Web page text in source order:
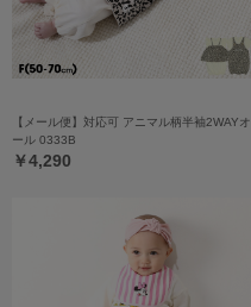
【メール便】対応可 アニマル柄半袖2WAYオ
ール 0333B
￥4,290